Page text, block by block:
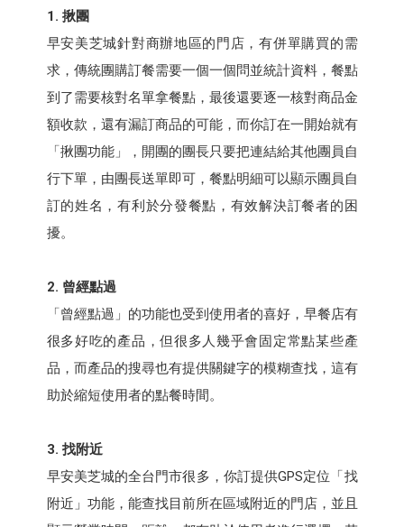
1. 揪團
早安美芝城針對商辦地區的門店，有併單購買的需
求，傳統團購訂餐需要一個一個問並統計資料，餐點
到了需要核對名單拿餐點，最後還要逐一核對商品金
額收款，還有漏訂商品的可能，而你訂在一開始就有
「揪團功能」，開團的團長只要把連結給其他團員自
行下單，由團長送單即可，餐點明細可以顯示團員自
訂的姓名，有利於分發餐點，有效解決訂餐者的困
擾。
2. 曾經點過
「曾經點過」的功能也受到使用者的喜好，早餐店有
很多好吃的產品，但很多人幾乎會固定常點某些產
品，而產品的搜尋也有提供關鍵字的模糊查找，這有
助於縮短使用者的點餐時間。
3. 找附近
早安美芝城的全台門市很多，你訂提供GPS定位「找
附近」功能，能查找目前所在區域附近的門店，並且